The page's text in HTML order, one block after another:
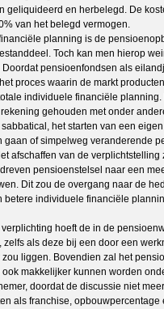
geliquideerd en herbelegd. De
van het belegd vermogen.
planning is de
Toch kan men hierop
pensioenfondsen als
proces waarin de markt
individuele financiële
gehouden met onder
het starten van een
gaan of simpelweg veranderende
afschaffen van de verplichtstelling
pensioenstelsel naar een
Dit zou de overgang naar de
betere individuele financiële
hoeft de in de
zelfs als deze bij een door een
liggen. Bovendien zal het
makkelijker kunnen worden
doordat de discussie niet
als franchise, opbouwpercentage